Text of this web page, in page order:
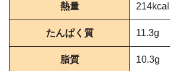
熱量 214kcal
たんぱく質 11.3g
脂質 10.3g